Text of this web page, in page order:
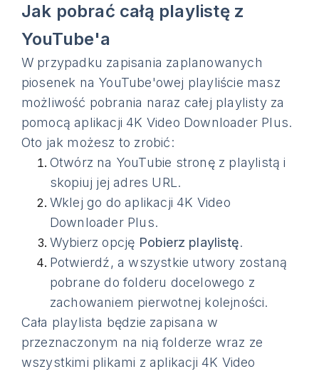
Jak pobrać całą playlistę z
YouTube'a
W przypadku zapisania zaplanowanych
piosenek na YouTube'owej playliście masz
możliwość pobrania naraz całej playlisty za
pomocą aplikacji 4K Video Downloader Plus.
Oto jak możesz to zrobić:
Otwórz na YouTubie stronę z playlistą i
skopiuj jej adres URL.
Wklej go do aplikacji 4K Video
Downloader Plus.
Wybierz opcję Pobierz playlistę.
Potwierdź, a wszystkie utwory zostaną
pobrane do folderu docelowego z
zachowaniem pierwotnej kolejności.
Cała playlista będzie zapisana w
przeznaczonym na nią folderze wraz ze
wszystkimi plikami z aplikacji 4K Video